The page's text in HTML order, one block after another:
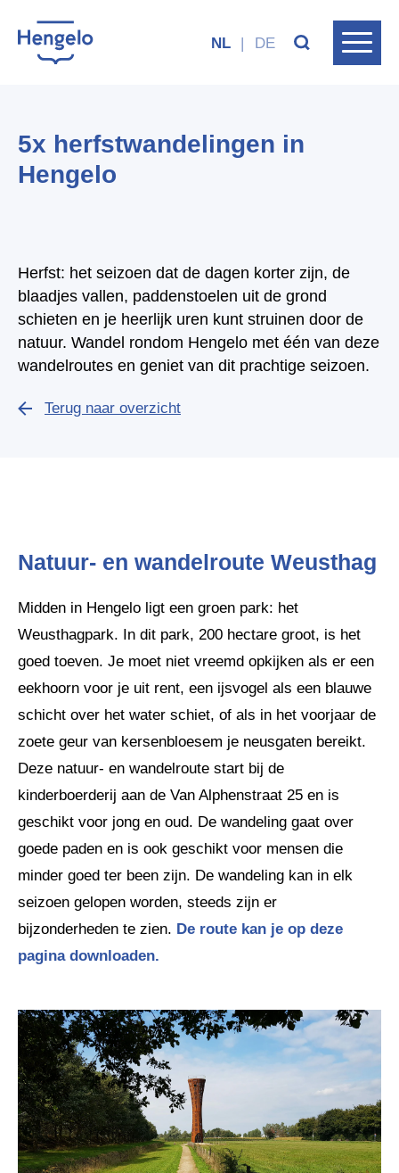
NL | DE
5x herfstwandelingen in
Hengelo
Herfst: het seizoen dat de dagen korter zijn, de
blaadjes vallen, paddenstoelen uit de grond
schieten en je heerlijk uren kunt struinen door de
natuur. Wandel rondom Hengelo met één van deze
wandelroutes en geniet van dit prachtige seizoen.
Terug naar overzicht
Natuur- en wandelroute Weusthag
Midden in Hengelo ligt een groen park: het
Weusthagpark. In dit park, 200 hectare groot, is het
goed toeven. Je moet niet vreemd opkijken als er een
eekhoorn voor je uit rent, een ijsvogel als een blauwe
schicht over het water schiet, of als in het voorjaar de
zoete geur van kersenbloesem je neusgaten bereikt.
Deze natuur- en wandelroute start bij de
kinderboerderij aan de Van Alphenstraat 25 en is
geschikt voor jong en oud. De wandeling gaat over
goede paden en is ook geschikt voor mensen die
minder goed ter been zijn. De wandeling kan in elk
seizoen gelopen worden, steeds zijn er
bijzonderheden te zien. De route kan je op deze
pagina downloaden.